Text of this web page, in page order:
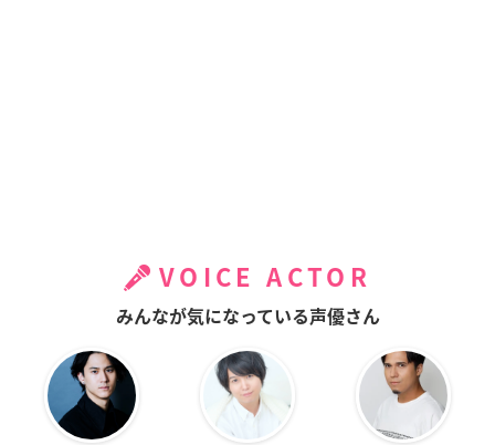
VOICE ACTOR
みんなが気になっている声優さん